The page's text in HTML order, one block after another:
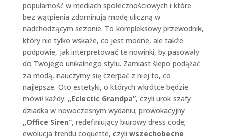
popularność w mediach społecznościowych i które
bez wątpienia zdominują modę uliczną w
nadchodzącym sezonie. To kompleksowy przewodnik,
który nie tylko wskaże, co jest modne, ale także
podpowie, jak interpretować te nowinki, by pasowały
do Twojego unikalnego stylu. Zamiast ślepo podążać
za modą, nauczymy się czerpać z niej to, co
najlepsze. Oto estetyki, o których wkrótce będzie
mówił każdy: „Eclectic Grandpa”, czyli urok szafy
dziadka w nowoczesnym wydaniu; prowokacyjny
„Office Siren”, redefiniujący biurowy dress code;
ewolucja trendu coquette, czyli wszechobecne